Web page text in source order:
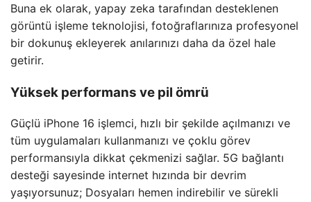
Buna ek olarak, yapay zeka tarafından desteklenen
görüntü işleme teknolojisi, fotoğraflarınıza profesyonel
bir dokunuş ekleyerek anılarınızı daha da özel hale
getirir.
Yüksek performans ve pil ömrü
Güçlü iPhone 16 işlemci, hızlı bir şekilde açılmanızı ve
tüm uygulamaları kullanmanızı ve çoklu görev
performansıyla dikkat çekmenizi sağlar. 5G bağlantı
desteği sayesinde internet hızında bir devrim
yaşıyorsunuz; Dosyaları hemen indirebilir ve sürekli